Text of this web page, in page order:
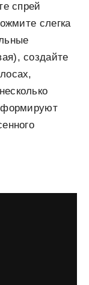
спрей
слегка
создайте